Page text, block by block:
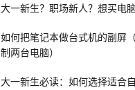
大一新生？职场新人？想买电
如何把笔记本做台式机的副屏
制两台电脑）
大一新生必读：如何选择适合